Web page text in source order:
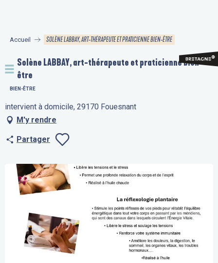
principal
Accueil SOLÈNE LABBAY, ART-THÉRAPEUTE ET PRATICIENNE BIEN-ÊTRE
Solène LABBAY, art-thérapeute et praticienne bien-
être
BIEN-ÊTRE
intervient à domicile, 29170 Fouesnant
M'y rendre
Partager